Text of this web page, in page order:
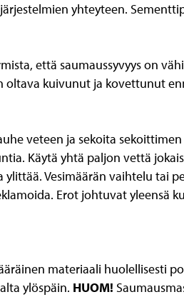
yhteyteen.
että saumaussyvyys on
kuivunut ja kovettunut
veteen ja sekoita
Käytä yhtä paljon vettä
Vesimäärän vaihtelu tai
Erot johtuvat yleensä
materiaali huolellisesti
ylöspäin. HUOM!